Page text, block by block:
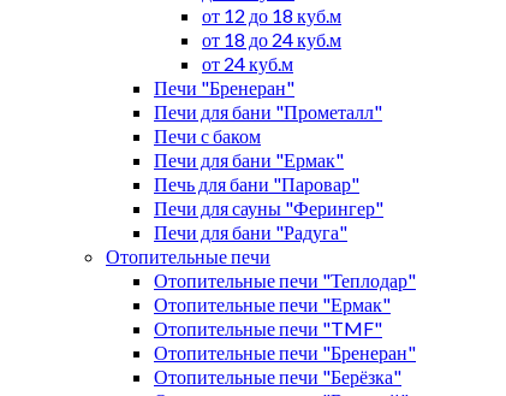
от 12 до 18 куб.м
от 18 до 24 куб.м
от 24 куб.м
Печи "Бренеран"
Печи для бани "Прометалл"
Печи с баком
Печи для бани "Ермак"
Печь для бани "Паровар"
Печи для сауны "Ферингер"
Печи для бани "Радуга"
Отопительные печи
Отопительные печи "Теплодар"
Отопительные печи "Ермак"
Отопительные печи "TMF"
Отопительные печи "Бренеран"
Отопительные печи "Берёзка"